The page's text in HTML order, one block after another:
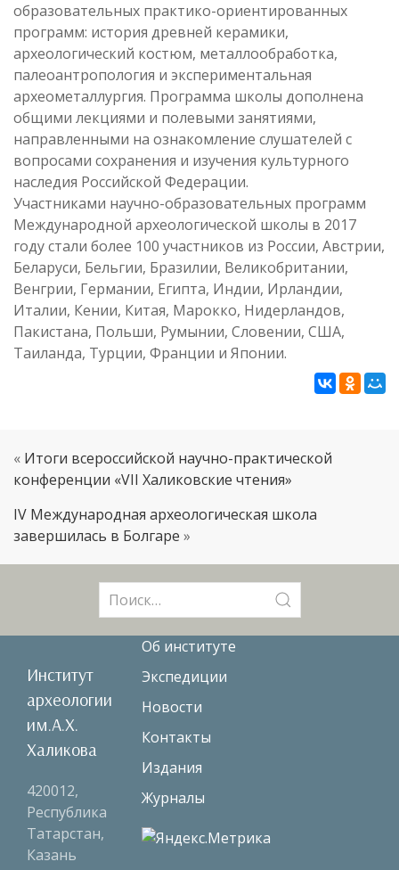
образовательных практико-ориентированных
программ: история древней керамики,
археологический костюм, металлообработка,
палеоантропология и экспериментальная
археометаллургия. Программа школы дополнена
общими лекциями и полевыми занятиями,
направленными на ознакомление слушателей с
вопросами сохранения и изучения культурного
наследия Российской Федерации.
Участниками научно-образовательных программ
Международной археологической школы в 2017
году стали более 100 участников из России, Австрии,
Беларуси, Бельгии, Бразилии, Великобритании,
Венгрии, Германии, Египта, Индии, Ирландии,
Италии, Кении, Китая, Марокко, Нидерландов,
Пакистана, Польши, Румынии, Словении, США,
Таиланда, Турции, Франции и Японии.
« Итоги всероссийской научно-практической
конференции «VII Халиковские чтения»
IV Международная археологическая школа
завершилась в Болгаре »
Институт
археологии
им.А.Х.
Халикова
420012,
Республика
Татарстан,
Казань
Об институте
Экспедиции
Новости
Контакты
Издания
Журналы